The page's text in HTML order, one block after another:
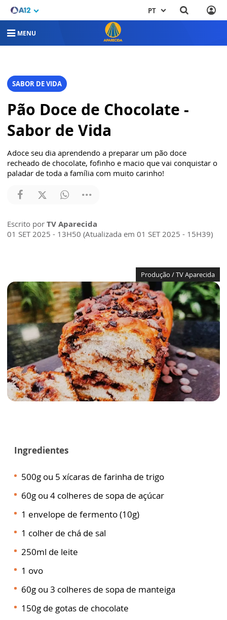
PT
MENU
SABOR DE VIDA
Pão Doce de Chocolate -
Sabor de Vida
Adoce seu dia aprendendo a preparar um pão doce
recheado de chocolate, fofinho e macio que vai conquistar o
paladar de toda a família com muito carinho!
Escrito por TV Aparecida
01 SET 2025 - 13H50 (Atualizada em 01 SET 2025 - 15H39)
Produção / TV Aparecida
Ingredientes
500g ou 5 xícaras de farinha de trigo
60g ou 4 colheres de sopa de açúcar
1 envelope de fermento (10g)
1 colher de chá de sal
250ml de leite
1 ovo
60g ou 3 colheres de sopa de manteiga
150g de gotas de chocolate